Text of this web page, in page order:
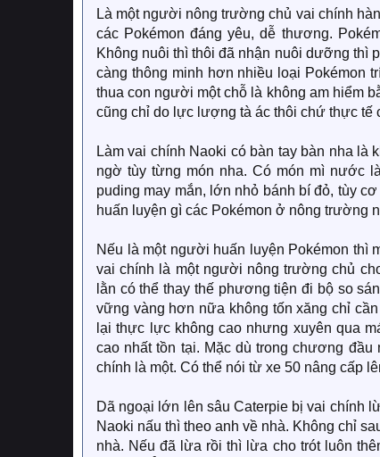
Là một người nông trường chủ vai chính
các Pokémon đáng yêu, dễ thương.
Không nuôi thì thôi đã nhận nuôi dưỡng thì
càng thông minh hơn nhiều loại Pokémon
thua con người một chỗ là không am hiểm
cũng chỉ do lực lượng tà ác thôi chứ thực tế
Làm vai chính Naoki có bàn tay bàn nha là
ngờ tùy từng món nha. Có món mì nước
puding may mắn, lớn nhỏ bánh bí đỏ, tùy
huấn luyện gì các Pokémon ở nông trường
Nếu là một người huấn luyện Pokémon thì
vai chính là một người nông trường chủ
lằn có thể thay thế phương tiện đi bộ so
vững vàng hơn nữa không tốn xăng chỉ
lại thực lực không cao nhưng xuyên qua
cao nhất tồn tại. Mặc dù trong chương
chính là một. Có thể nói từ xe 50 nâng cấp
Dã ngoại lớn lên sâu Caterpie bị vai chính
Naoki nấu thì theo anh về nhà. Không chỉ
nhà. Nếu đã lừa rồi thì lừa cho trót luôn